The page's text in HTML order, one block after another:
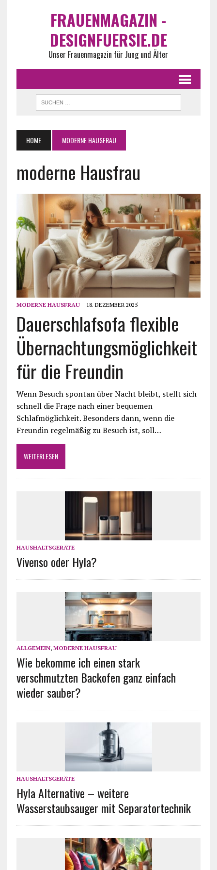
FRAUENMAGAZIN -
DESIGNFUERSIE.DE
Unser Frauenmagazin für Jung und Älter
HOME MODERNE HAUSFRAU
moderne Hausfrau
MODERNE HAUSFRAU 18. DEZEMBER 2025
Dauerschlafsofa flexible
Übernachtungsmöglichkeit
für die Freundin
Wenn Besuch spontan über Nacht bleibt, stellt sich
schnell die Frage nach einer bequemen
Schlafmöglichkeit. Besonders dann, wenn die
Freundin regelmäßig zu Besuch ist, soll…
WEITERLESEN
HAUSHALTSGERÄTE
Vivenso oder Hyla?
ALLGEMEIN, MODERNE HAUSFRAU
Wie bekomme ich einen stark
verschmutzten Backofen ganz einfach
wieder sauber?
HAUSHALTSGERÄTE
Hyla Alternative – weitere
Wasserstaubsauger mit Separatortechnik